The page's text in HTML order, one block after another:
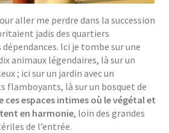
aller me perdre dans la succession
jadis des quartiers
Ici je tombe sur une
animaux légendaires, là sur un
; ici sur un jardin avec un
flamboyants, là sur un bosquet de
ces espaces intimes où le végétal et
en harmonie, loin des grandes
de l’entrée.